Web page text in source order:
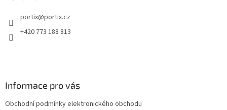
portix@portix.cz
+420 773 188 813
Informace pro vás
Obchodní podmínky elektronického obchodu